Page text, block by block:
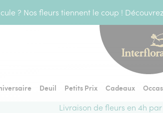
? Nos fleurs tiennent le coup !
Deuil Petits Prix Cadeaux
Livraison de fleurs en 4h